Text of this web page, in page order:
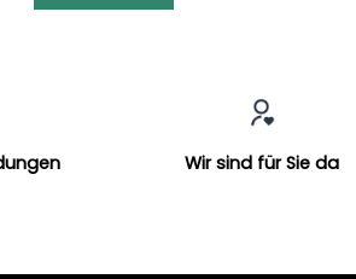
Wir sind für Sie da